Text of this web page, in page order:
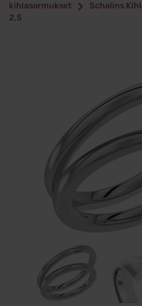
kihlasormukset
Schalins
2,5